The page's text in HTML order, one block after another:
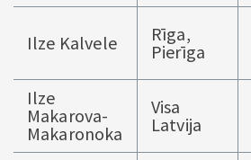
Ilze Kalvele
Rīga,
Pierīga
Ilze
Makarova-
Makaronoka
Visa
Latvija